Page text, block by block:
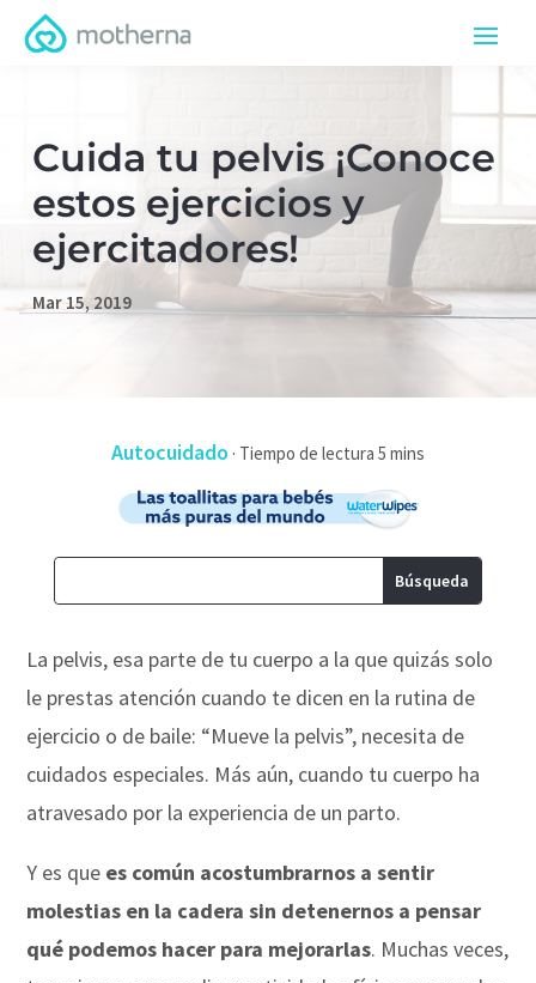
Cuida tu pelvis ¡Conoce
estos ejercicios y
ejercitadores!
Mar 15, 2019
Autocuidado ·
La pelvis, esa parte de tu cuerpo a la que quizás solo
le prestas atención cuando te dicen en la rutina de
ejercicio o de baile: “Mueve la pelvis”, necesita de
cuidados especiales. Más aún, cuando tu cuerpo ha
atravesado por la experiencia de un parto.
Y es que es común acostumbrarnos a sentir
molestias en la cadera sin detenernos a pensar
qué podemos hacer para mejorarlas. Muchas veces,